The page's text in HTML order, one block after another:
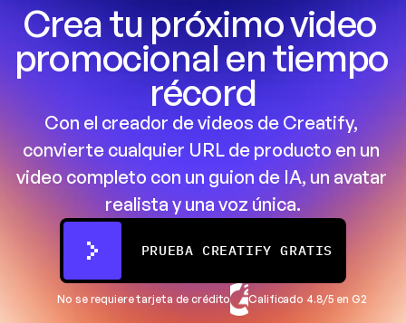
Crea tu próximo video
promocional en tiempo
récord
Con el creador de videos de Creatify,
convierte cualquier URL de producto en un
video completo con un guion de IA, un avatar
realista y una voz única.
PRUEBA CREATIFY GRATIS
No se requiere tarjeta de crédito Calificado 4.8/5 en G2